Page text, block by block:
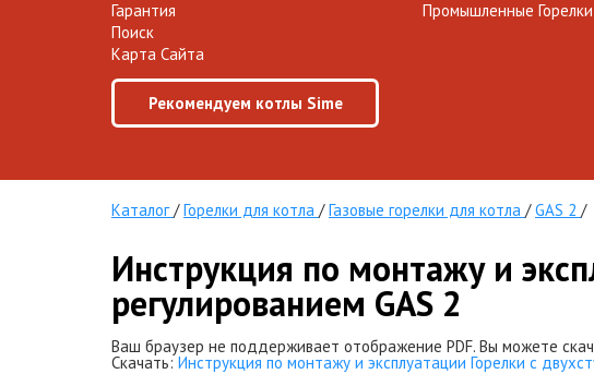
Гарантия
Поиск
Карта Сайта
Рекомендуем котлы Sime
Промышленные Горелки
Каталог /Горелки для котла /Газовые горелки для котла /GAS 2 /
Инструкция по монтажу и
регулированием GAS 2
Ваш браузер не поддерживает отображение PDF. Вы можете
Скачать:Инструкция по монтажу и эксплуатации Горелки с